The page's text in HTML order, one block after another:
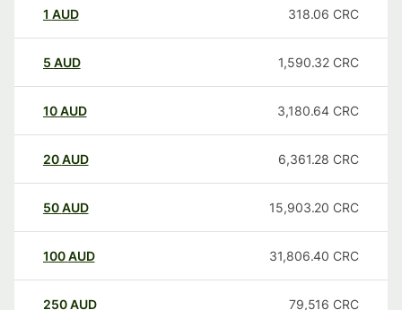
1 AUD 318.06 CRC
5 AUD 1,590.32 CRC
10AUD 3,180.64 CRC
20AUD 6,361.28 CRC
50AUD 15,903.20 CRC
100AUD 31,806.40 CRC
250AUD 79,516 CRC